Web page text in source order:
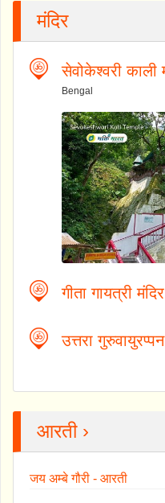
मंदिर
सेवोकेश्वरी काली
Bengal
गीता गायत्री मंदिर
उत्तरा
आरती ›
जय अम्बे गौरी - आरती